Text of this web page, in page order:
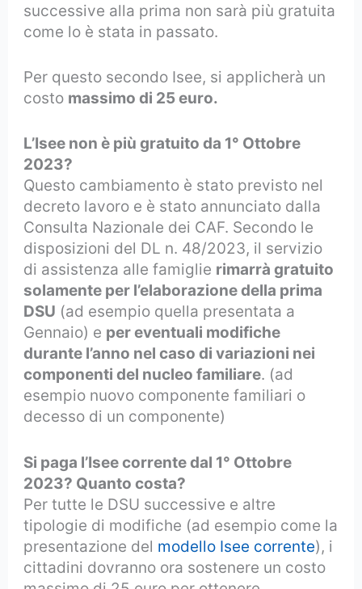
successive alla prima non sarà più gratuita
come lo è stata in passato.
Per questo secondo Isee, si applicherà un
costo massimo di 25 euro.
L’Isee non è più gratuito da 1° Ottobre
2023?
Questo cambiamento è stato previsto nel
decreto lavoro e è stato annunciato dalla
Consulta Nazionale dei CAF. Secondo le
disposizioni del DL n. 48/2023, il servizio
di assistenza alle famiglie rimarrà gratuito
solamente per l’elaborazione della prima
DSU (ad esempio quella presentata a
Gennaio) e per eventuali modifiche
durante l’anno nel caso di variazioni nei
componenti del nucleo familiare. (ad
esempio nuovo componente familiari o
decesso di un componente)
Si paga l’Isee corrente dal 1° Ottobre
2023? Quanto costa?
Per tutte le DSU successive e altre
tipologie di modifiche (ad esempio come la
presentazione del modello Isee corrente), i
cittadini dovranno ora sostenere un costo